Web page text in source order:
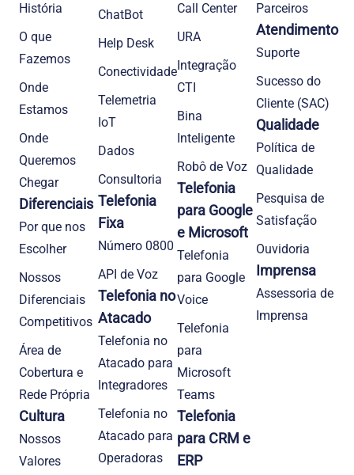
História
O que
Fazemos
Onde
Estamos
Onde
Queremos
Chegar
Diferenciais
Por que nos
Escolher
Nossos
Diferenciais
Competitivos
Área de
Cobertura e
Rede Própria
Cultura
Nossos
Valores
ChatBot
Help Desk
Conectividade
Telemetria
IoT
Dados
Consultoria
Telefonia
Fixa
Número 0800
API de Voz
Telefonia no
Atacado
Telefonia no
Atacado para
Integradores
Telefonia no
Atacado para
Operadoras
Call Center
URA
Integração
CTI
Bina
Inteligente
Robô de Voz
Telefonia
para Google
e Microsoft
Telefonia
para Google
Voice
Telefonia
para
Microsoft
Teams
Telefonia
para CRM e
ERP
Parceiros
Atendimento
Suporte
Sucesso do
Cliente (SAC)
Qualidade
Política de
Qualidade
Pesquisa de
Satisfação
Ouvidoria
Imprensa
Assessoria de
Imprensa